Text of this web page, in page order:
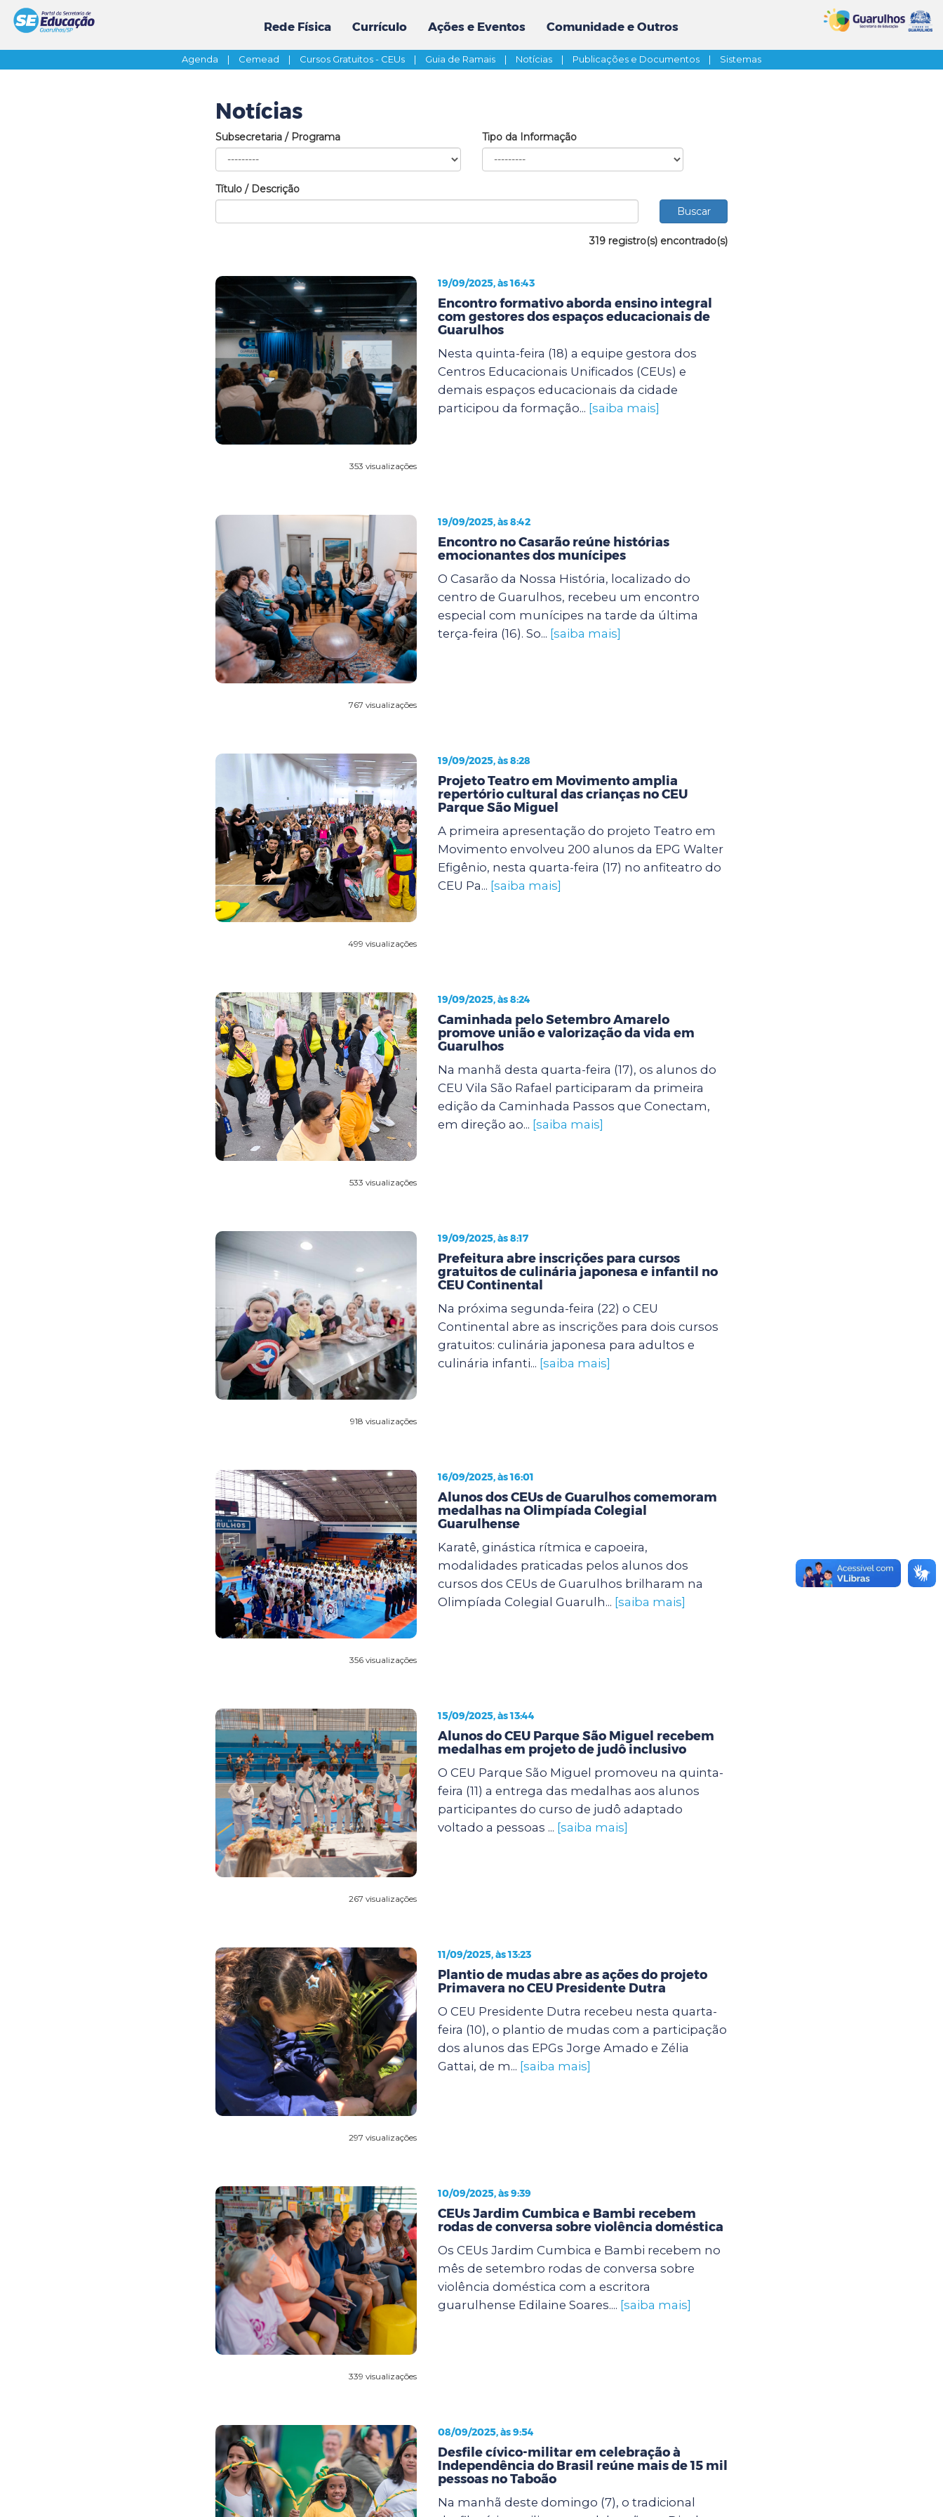
Rede Física Currículo Ações e Eventos Comunidade e Outros
Agenda | Cemead | Cursos Gratuitos - CEUs | Guia de Ramais | Notícias | Publicações e Documentos | Sistemas
Notícias
Subsecretaria / Programa Tipo da Informação
Título / Descrição
319 registro(s) encontrado(s)
353 visualizações
19/09/2025, às 16:43
Encontro formativo aborda ensino integral
com gestores dos espaços educacionais de
Guarulhos
Nesta quinta-feira (18) a equipe gestora dos
Centros Educacionais Unificados (CEUs) e
demais espaços educacionais da cidade
participou da formação... [saiba mais]
767 visualizações
19/09/2025, às 8:42
Encontro no Casarão reúne histórias
emocionantes dos munícipes
O Casarão da Nossa História, localizado do
centro de Guarulhos, recebeu um encontro
especial com munícipes na tarde da última
terça-feira (16). So... [saiba mais]
499 visualizações
19/09/2025, às 8:28
Projeto Teatro em Movimento amplia
repertório cultural das crianças no CEU
Parque São Miguel
A primeira apresentação do projeto Teatro em
Movimento envolveu 200 alunos da EPG Walter
Efigênio, nesta quarta-feira (17) no anfiteatro do
CEU Pa... [saiba mais]
533 visualizações
19/09/2025, às 8:24
Caminhada pelo Setembro Amarelo
promove união e valorização da vida em
Guarulhos
Na manhã desta quarta-feira (17), os alunos do
CEU Vila São Rafael participaram da primeira
edição da Caminhada Passos que Conectam,
em direção ao... [saiba mais]
918 visualizações
19/09/2025, às 8:17
Prefeitura abre inscrições para cursos
gratuitos de culinária japonesa e infantil no
CEU Continental
Na próxima segunda-feira (22) o CEU
Continental abre as inscrições para dois cursos
gratuitos: culinária japonesa para adultos e
culinária infanti... [saiba mais]
356 visualizações
16/09/2025, às 16:01
Alunos dos CEUs de Guarulhos comemoram
medalhas na Olimpíada Colegial
Guarulhense
Karatê, ginástica rítmica e capoeira,
modalidades praticadas pelos alunos dos
cursos dos CEUs de Guarulhos brilharam na
Olimpíada Colegial Guarulh... [saiba mais]
267 visualizações
15/09/2025, às 13:44
Alunos do CEU Parque São Miguel recebem
medalhas em projeto de judô inclusivo
O CEU Parque São Miguel promoveu na quinta-
feira (11) a entrega das medalhas aos alunos
participantes do curso de judô adaptado
voltado a pessoas ... [saiba mais]
297 visualizações
11/09/2025, às 13:23
Plantio de mudas abre as ações do projeto
Primavera no CEU Presidente Dutra
O CEU Presidente Dutra recebeu nesta quarta-
feira (10), o plantio de mudas com a participação
dos alunos das EPGs Jorge Amado e Zélia
Gattai, de m... [saiba mais]
339 visualizações
10/09/2025, às 9:39
CEUs Jardim Cumbica e Bambi recebem
rodas de conversa sobre violência doméstica
Os CEUs Jardim Cumbica e Bambi recebem no
mês de setembro rodas de conversa sobre
violência doméstica com a escritora
guarulhense Edilaine Soares.... [saiba mais]
08/09/2025, às 9:54
Desfile cívico-militar em celebração à
Independência do Brasil reúne mais de 15 mil
pessoas no Taboão
Na manhã deste domingo (7), o tradicional